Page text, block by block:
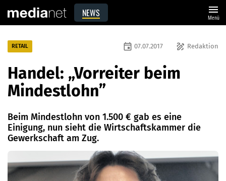
NEWS menu
Menü
RETAIL draw Redaktion
event 07.07.2017
Handel: „Vorreiter beim
Mindestlohn”
Beim Mindestlohn von 1.500 € gab es eine
Einigung, nun sieht die Wirtschaftskammer die
Gewerkschaft am Zug.